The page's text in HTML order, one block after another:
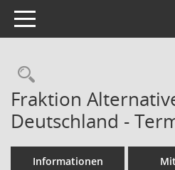
Toggle navigation
Rechercheauswahl
Fraktion
Deutschland -
Informationen